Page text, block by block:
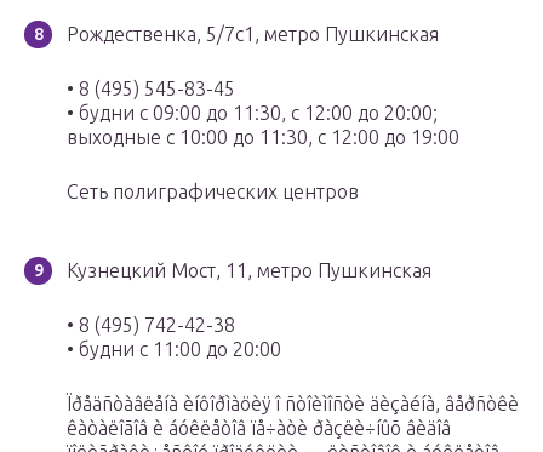
Рождественка, 5/7с1, метро Пушкинская
• 8 (495) 545-83-45
• будни с 09:00 до 11:30, с 12:00 до 20:00;
выходные с 10:00 до 11:30, с 12:00 до 19:00
Сеть полиграфических центров
Кузнецкий Мост, 11, метро Пушкинская
• 8 (495) 742-42-38
• будни с 11:00 до 20:00
Ïðåäñòàâëåíà èíôîðìàöèÿ î ñòîèìîñòè äèçàéíà, âåðñòêè
êàòàëîãîâ è áóêëåòîâ ïå÷àòè ðàçëè÷íûõ âèäîâ